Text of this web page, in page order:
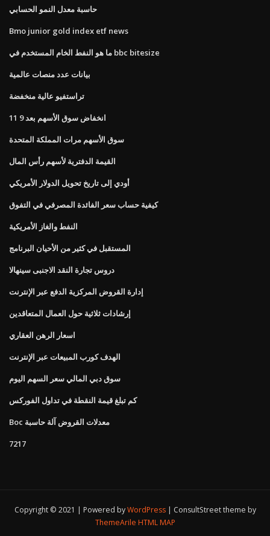
حاسبة معدل النمو الحسابي
Bmo junior gold index etf news
ما هو النفط الخام المستخدم في bbc bitesize
بيانات عدد منصات عالمية
تراستفيو عالية منخفضة
انخفاض سوق الأسهم بعد 9 11
سوق الأسهم مرات المملكة المتحدة
القيمة الدفترية لأسهم رأس المال
أودي إلى تاريخ تحويل الدولار الأمريكي
كيفية حساب سعر الفائدة المصرفي في التفوق
النفط والغاز الأمريكية
المستقبل في كثير من الأحيان البرنامج
دروس تجارة النقد الاجنبى سينهالا
إدارة القروض المركزية الدفع عبر الإنترنت
إرشادات ثلاثية حول العمال المتعاقدين
اسعار الرهن العقاري
الهدف كورب المبيعات عبر الإنترنت
سوق دبي المالي سعر السهم اليوم
كم تبلغ قيمة النقطة في تداول الفوركس
Boc معدلات القروض آلة حاسبة
7217
Copyright © 2021 | Powered byWordPress
ConsultStreet theme by
ThemeArile HTML MAP